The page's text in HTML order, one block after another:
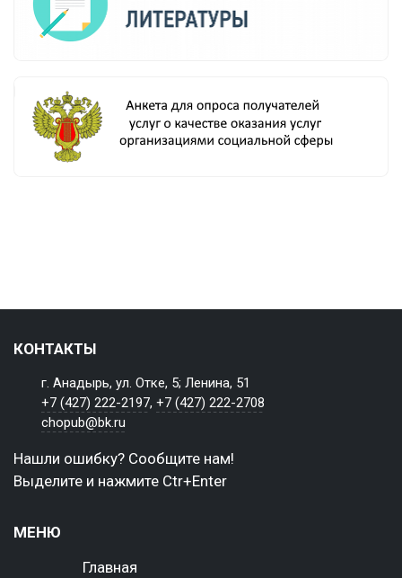
КОНТАКТЫ
г. Анадырь, ул. Отке, 5; Ленина, 51
+7 (427) 222-2197,+7 (427) 222-2708
chopub@bk.ru
Нашли ошибку? Сообщите нам!
Выделите и нажмите Ctr+Enter
МЕНЮ
Главная